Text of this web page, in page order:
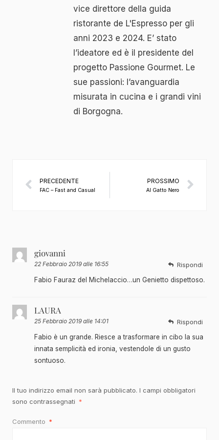
vice direttore della guida
ristorante de L'Espresso per gli
anni 2023 e 2024. E’ stato
l’ideatore ed è il presidente del
progetto Passione Gourmet. Le
sue passioni: l’avanguardia
misurata in cucina e i grandi vini
di Borgogna.
PRECEDENTE
FAC – Fast and Casual
PROSSIMO
Al Gatto Nero
giovanni
22 Febbraio 2019 alle 16:55
Fabio Fauraz del Michelaccio…un Genietto dispettoso.
Rispondi
LAURA
25 Febbraio 2019 alle 14:01
Fabio è un grande. Riesce a trasformare in cibo la sua
innata semplicità ed ironia, vestendole di un gusto
sontuoso.
Rispondi
Il tuo indirizzo email non sarà pubblicato. I campi obbligatori
sono contrassegnati *
Commento *